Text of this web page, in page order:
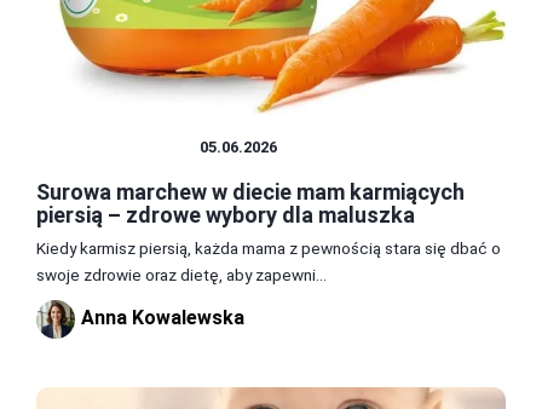
05.06.2026
Surowa marchew w diecie mam karmiących
piersią – zdrowe wybory dla maluszka
Kiedy karmisz piersią, każda mama z pewnością stara się dbać o
swoje zdrowie oraz dietę, aby zapewni...
Anna Kowalewska